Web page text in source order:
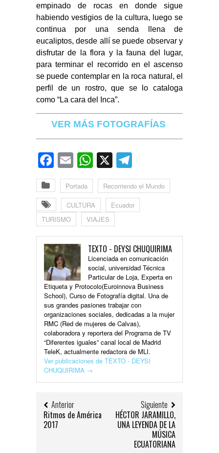
empinado de rocas en donde sigue
habiendo vestigios de la cultura, luego se
continua por una senda llena de
eucaliptos, desde allí se puede observar y
disfrutar de la flora y la fauna del lugar,
para terminar el recorrido en el ascenso
se puede contemplar en la roca natural, el
perfil de un rostro, que se lo cataloga
como “La cara del Inca”.
VER MÁS FOTOGRAFÍAS
Facebook
EmailWhatsApp
X
Portada Recorriendo el Mundo
CULTURA
Ecuador
TURISMO
VIAJES
TEXTO - DEYSI CHUQUIRIMA
Licenciada en comunicación
social, universidad Técnica
Particular de Loja, Experta en
Etiqueta y Protocolo(Euroinnova Business
School), Curso de Fotografía digital. Una de
sus grandes pasiones trabajar con
organizaciones sociales, dedicadas a la mujer
RMC (Red de mujeres de Calvas),
colaboradora y reportera del Programa de TV
“Diferentes iguales” canal local de Madrid
TeleK, actualmente redactora de MLI.
Ver publicaciones de TEXTO - DEYSI
CHUQUIRIMA →
Anterior
Ritmos de América
2017
Siguiente
HÉCTOR JARAMILLO,
UNA LEYENDA DE LA
MÚSICA
ECUATORIANA